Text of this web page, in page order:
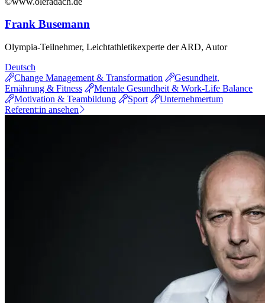
Frank Busemann
Olympia-Teilnehmer, Leichtathletikexperte der ARD, Autor
Deutsch
Change Management & Transformation
Gesundheit,
Ernährung & Fitness
Mentale Gesundheit & Work-Life Balance
Motivation & Teambildung
Sport
Unternehmertum
Referent:in ansehen